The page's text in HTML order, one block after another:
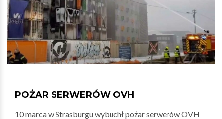
POŻAR SERWERÓW OVH
10 marca w Strasburgu wybuchł pożar serwerów OVH